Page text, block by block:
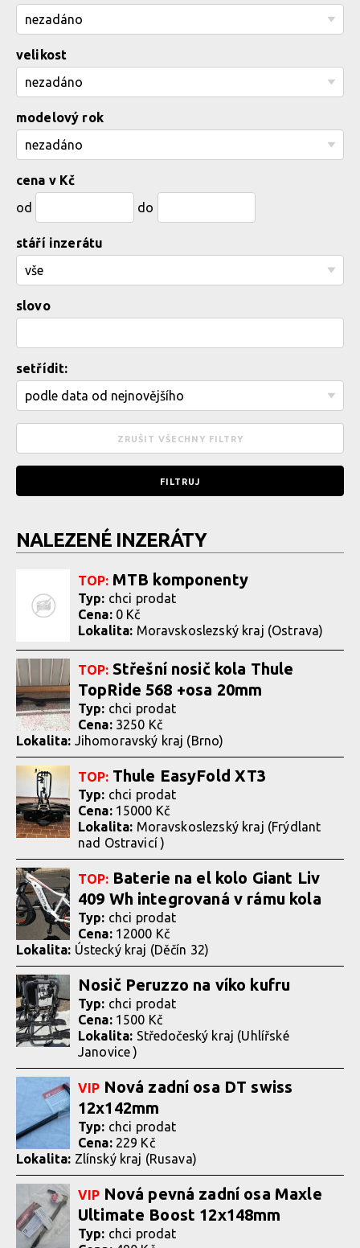
velikost
modelový rok
cena v Kč
od
do
stáří inzerátu
slovo
setřídit:
NALEZENÉ INZERÁTY
TOP: MTB komponenty
Typ: chci prodat
Cena: 0 Kč
Lokalita: Moravskoslezský kraj (Ostrava)
TOP: Střešní nosič kola Thule
TopRide 568 +osa 20mm
Typ: chci prodat
Cena: 3250 Kč
Lokalita: Jihomoravský kraj (Brno)
TOP: Thule EasyFold XT3
Typ: chci prodat
Cena: 15000 Kč
Lokalita: Moravskoslezský kraj (Frýdlant
nad Ostravicí )
TOP: Baterie na el kolo Giant Liv
409 Wh integrovaná v rámu kola
Typ: chci prodat
Cena: 12000 Kč
Lokalita: Ústecký kraj (Děčín 32)
Nosič Peruzzo na víko kufru
Typ: chci prodat
Cena: 1500 Kč
Lokalita: Středočeský kraj (Uhlířské
Janovice )
VIP Nová zadní osa DT swiss
12x142mm
Typ: chci prodat
Cena: 229 Kč
Lokalita: Zlínský kraj (Rusava)
VIP Nová pevná zadní osa Maxle
Ultimate Boost 12x148mm
Typ: chci prodat